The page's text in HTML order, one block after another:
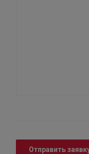
Отправить